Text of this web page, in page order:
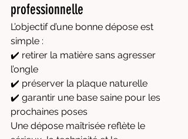
professionnelle
L’objectif d’une bonne dépose est
simple :
✔️ retirer la matière sans agresser
l’ongle
✔️ préserver la plaque naturelle
✔️ garantir une base saine pour les
prochaines poses
Une dépose maîtrisée reflète le